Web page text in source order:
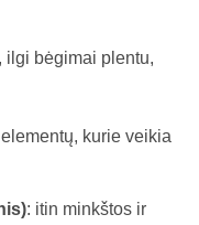
ilgi bėgimai plentu,
kurie veikia
: itin minkštos ir